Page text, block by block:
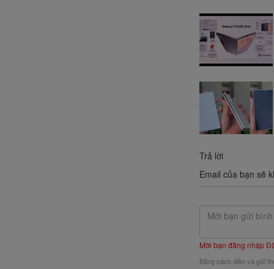
Trả lời
Email của bạn sẽ
Mời bạn đăng nhập
Bằng cách điền và gửi